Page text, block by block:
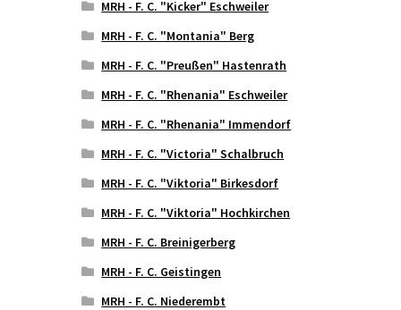
MRH - F. C. "Kicker" Eschweiler
MRH - F. C. "Montania" Berg
MRH - F. C. "Preußen" Hastenrath
MRH - F. C. "Rhenania" Eschweiler
MRH - F. C. "Rhenania" Immendorf
MRH - F. C. "Victoria" Schalbruch
MRH - F. C. "Viktoria" Birkesdorf
MRH - F. C. "Viktoria" Hochkirchen
MRH - F. C. Breinigerberg
MRH - F. C. Geistingen
MRH - F. C. Niederembt